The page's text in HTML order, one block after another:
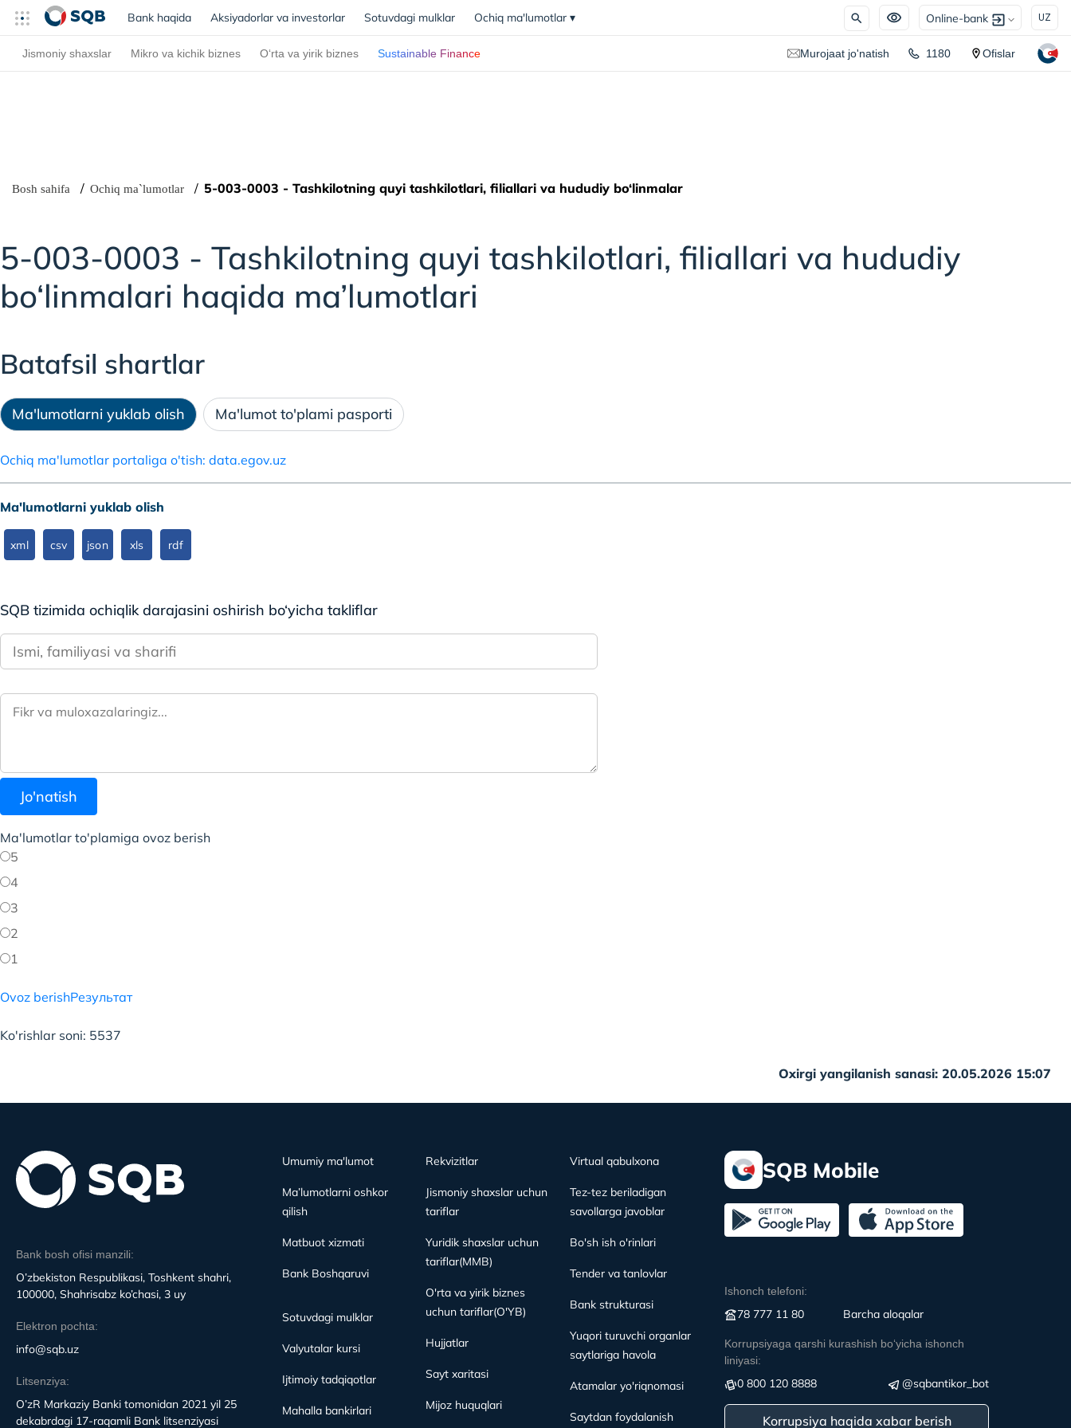
Bank haqida (current)
Aksiyadorlar va investorlar Sotuvdagi mulklar Ochiq ma'lumotlar ▾ Online-bank UZ
Jismoniy shaxslar Mikro va kichik biznes O‘rta va yirik biznes Sustainable Finance Murojaat jo'natish 1180 Ofislar
Bosh sahifa Ochiq ma`lumotlar 5-003-0003 - Tashkilotning quyi tashkilotlari, filiallari va hududiy bo‘linmalar
5-003-0003 - Tashkilotning quyi tashkilotlari, filiallari va hududiy
bo‘linmalari haqida ma’lumotlari
Batafsil shartlar
Ma'lumotlarni yuklab olish Ma'lumot to'plami pasporti
Ochiq ma'lumotlar portaliga o'tish: data.egov.uz
Ma'lumotlarni yuklab olish
xml csv json xls rdf
SQB tizimida ochiqlik darajasini oshirish bo‘yicha takliflar
Jo'natish
Ma'lumotlar to'plamiga ovoz berish
5
4
3
2
1
Ovoz berishРезультат
Ko'rishlar soni: 5537
Oxirgi yangilanish sanasi: 20.05.2026 15:07
Bank bosh ofisi manzili:
O’zbekiston Respublikasi, Toshkent shahri,
100000, Shahrisabz ko’chasi, 3 uy
Elektron pochta:
info@sqb.uz
Litsenziya:
O’zR Markaziy Banki tomonidan 2021 yil 25
dekabrdagi 17-raqamli Bank litsenziyasi
Umumiy ma'lumot
Ma’lumotlarni oshkor
qilish
Matbuot xizmati
Bank Boshqaruvi
Sotuvdagi mulklar
Valyutalar kursi
Ijtimoiy tadqiqotlar
Mahalla bankirlari
Rekvizitlar
Jismoniy shaxslar uchun
tariflar
Yuridik shaxslar uchun
tariflar(MMB)
O'rta va yirik biznes
uchun tariflar(O'YB)
Hujjatlar
Sayt xaritasi
Mijoz huquqlari
Virtual qabulxona
Tez-tez beriladigan
savollarga javoblar
Bo'sh ish o'rinlari
Tender va tanlovlar
Bank strukturasi
Yuqori turuvchi organlar
saytlariga havola
Atamalar yo'riqnomasi
Saytdan foydalanish
SQB Mobile
Ishonch telefoni:
78 777 11 80 Вarcha aloqalar
Korrupsiyaga qarshi kurashish boʻyicha ishonch
liniyasi:
0 800 120 8888 @sqbantikor_bot
Korrupsiya haqida xabar berish